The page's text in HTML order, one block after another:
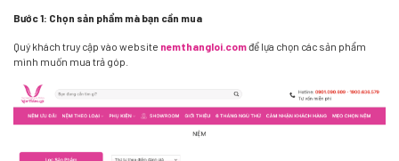
Bước 1: Chọn sản phẩm mà bạn cần mua
Quý khách truy cập vào website nemthangloi.comđể lựa chọn các sản phẩm
mình muốn mua trả góp.